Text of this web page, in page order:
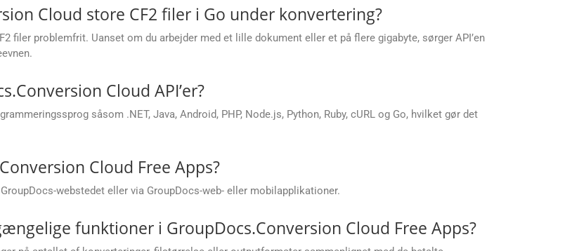
Cloud store CF2 filer i Go under konvertering?
filer problemfrit. Uanset om du arbejder med et lille dokument eller et på flere gigabyte, sørger API’en
Cloud API’er?
såsom .NET, Java, Android, PHP, Node.js, Python, Ruby, cURL og Go, hvilket gør det
Cloud Free Apps?
webstedet eller via GroupDocs-web- eller mobilapplikationer.
funktioner i GroupDocs.Conversion Cloud Free Apps?